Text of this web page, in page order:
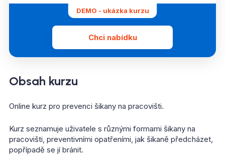
DEMO - ukázka kurzu
Chci nabídku
Obsah kurzu
Online kurz pro prevenci šikany na pracovišti.
Kurz seznamuje uživatele s různými formami šikany na
pracovišti, preventivními opatřeními, jak šikaně předcházet,
popřípadě se jí bránit.